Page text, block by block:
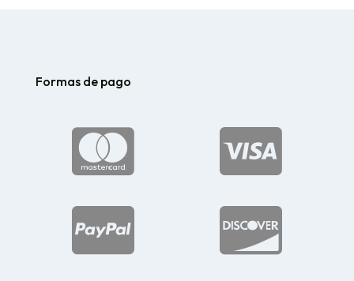
Formas de pago



